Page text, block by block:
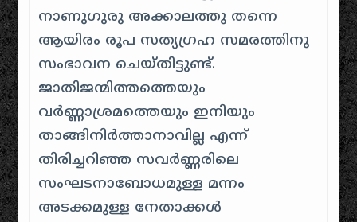
നാണുഗുരു അക്കാലത്തു തന്നെ
ആയിരം രൂപ സത്യഗ്രഹ സമരത്തിനു
സംഭാവന ചെയ്തിട്ടുണ്ട്.
ജാതിജന്മിത്തത്തെയും
വർണ്ണാശ്രമത്തെയും ഇനിയും
താങ്ങിനിർത്താനാവില്ല എന്ന്
തിരിച്ചറിഞ്ഞ സവർണ്ണരിലെ
സംഘടനാബോധമുള്ള മന്നം
അടക്കമുള്ള നേതാക്കൾ